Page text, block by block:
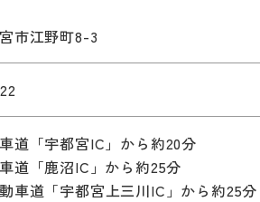
市江野町8-3
道「宇都宮IC」から約20分
道「鹿沼IC」から約25分
車道「宇都宮上三川IC」から約25分